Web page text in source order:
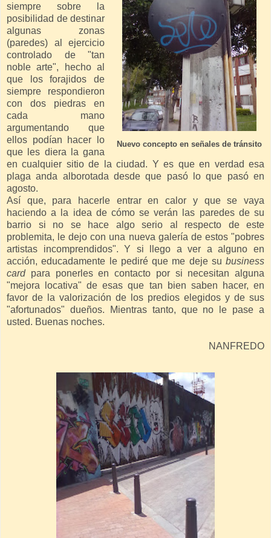
Nuevo concepto en señales de tránsito
siempre sobre la
posibilidad de destinar
algunas zonas
(paredes) al ejercicio
controlado de "tan
noble arte", hecho al
que los forajidos de
siempre respondieron
con dos piedras en
cada mano
argumentando que
ellos podían hacer lo
que les diera la gana
en cualquier sitio de la ciudad. Y es que en verdad esa
plaga anda alborotada desde que pasó lo que pasó en
agosto.
Así que, para hacerle entrar en calor y que se vaya
haciendo a la idea de cómo se verán las paredes de su
barrio si no se hace algo serio al respecto de este
problemita, le dejo con una nueva galería de estos "pobres
artistas incomprendidos". Y si llego a ver a alguno en
acción, educadamente le pediré que me deje su business
cardpara ponerles en contacto por si necesitan alguna
"mejora locativa" de esas que tan bien saben hacer, en
favor de la valorización de los predios elegidos y de sus
"afortunados" dueños. Mientras tanto, que no le pase a
usted. Buenas noches.
NANFREDO